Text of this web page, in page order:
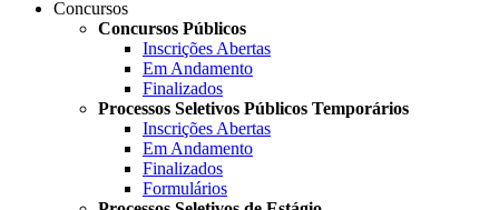
Concursos
Concursos Públicos
Inscrições Abertas
Em Andamento
Finalizados
Processos Seletivos Públicos Temporários
Inscrições Abertas
Em Andamento
Finalizados
Formulários